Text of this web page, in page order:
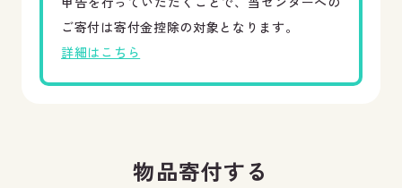
ご寄付は寄付金控除の対象となります。
詳細はこちら
物品寄付する